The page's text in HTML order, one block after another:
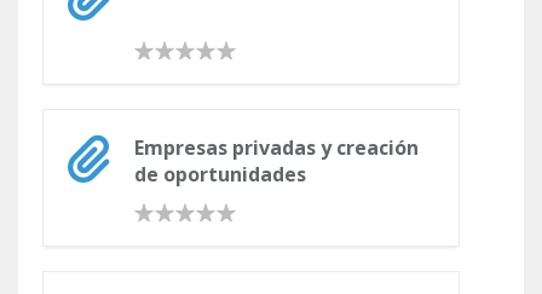
Empresas privadas y creación
de oportunidades
económicas para micro y
pequeñas empresas